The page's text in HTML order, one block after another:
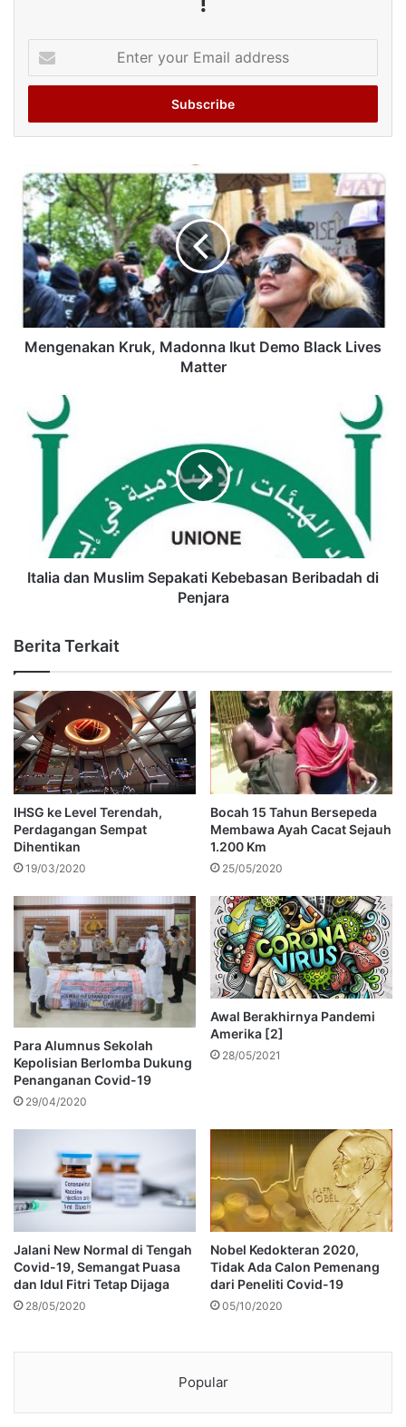
your
Email
Mengenakan Kruk, Madonna Ikut Demo Black Lives
Matter
Italia dan Muslim Sepakati Kebebasan Beribadah di
Penjara
Berita Terkait
IHSG ke Level Terendah,
Perdagangan Sempat
Dihentikan
19/03/2020
Bocah 15 Tahun Bersepeda
Membawa Ayah Cacat Sejauh
1.200 Km
25/05/2020
Para Alumnus Sekolah
Kepolisian Berlomba Dukung
Penanganan Covid-19
29/04/2020
Awal Berakhirnya Pandemi
Amerika [2]
28/05/2021
Jalani New Normal di Tengah
Covid-19, Semangat Puasa
dan Idul Fitri Tetap Dijaga
28/05/2020
Nobel Kedokteran 2020,
Tidak Ada Calon Pemenang
dari Peneliti Covid-19
05/10/2020
Popular